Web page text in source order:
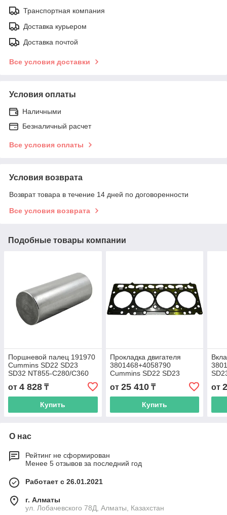
Транспортная компания
Доставка курьером
Доставка почтой
Все условия доставки
Условия оплаты
Наличными
Безналичный расчет
Все условия оплаты
Условия возврата
Возврат товара в течение 14 дней по договоренности
Все условия возврата
Подобные товары компании
Поршневой палец 191970
Cummins SD22 SD23
SD32 NT855-C280/C360
от 4 828 ₸
Купить
Прокладка двигателя
3801468+4058790
Cummins SD22 SD23
SD32 NT855-C280/C360
от 25 410₸
Купить
от
О нас
Рейтинг не сформирован
Менее 5 отзывов за последний год
Работает с 26.01.2021
г. Алматы
ул. Лобачевского 78Д, Алматы, Казахстан